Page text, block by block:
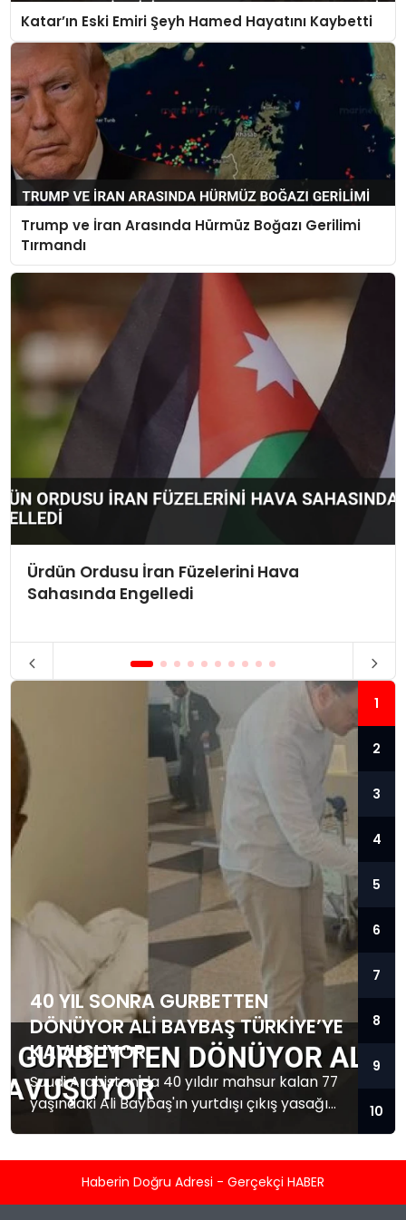
Katar’ın Eski Emiri Şeyh Hamed Hayatını Kaybetti
Trump ve İran Arasında Hürmüz Boğazı Gerilimi
Tırmandı
Ürdün Ordusu İran Füzelerini Hava
Sahasında Engelledi
40 YIL SONRA GURBETTEN
DÖNÜYOR ALI BAYBAŞ TÜRKIYE’YE
KAVUŞUYOR
Suudi Arabistan'da 40 yıldır mahsur kalan 77
yaşındaki Ali Baybaş'ın yurtdışı çıkış yasağı
1
2
3
4
5
6
7
8
9
10
Haberin Doğru Adresi - Gerçekçi HABER